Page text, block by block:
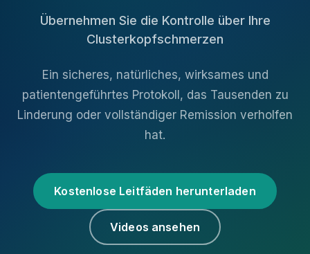
Übernehmen Sie die Kontrolle über Ihre
Clusterkopfschmerzen
Ein sicheres, natürliches, wirksames und
patientengeführtes Protokoll, das Tausenden zu
Linderung oder vollständiger Remission verholfen
hat.
Kostenlose Leitfäden herunterladen
Videos ansehen